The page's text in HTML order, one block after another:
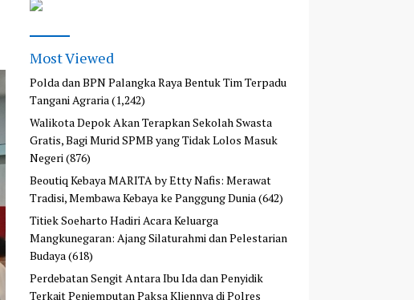
Most Viewed
Polda dan BPN Palangka Raya Bentuk Tim Terpadu
Tangani Agraria (1,242)
Walikota Depok Akan Terapkan Sekolah Swasta
Gratis, Bagi Murid SPMB yang Tidak Lolos Masuk
Negeri (876)
Beoutiq Kebaya MARITA by Etty Nafis: Merawat
Tradisi, Membawa Kebaya ke Panggung Dunia (642)
Titiek Soeharto Hadiri Acara Keluarga
Mangkunegaran: Ajang Silaturahmi dan Pelestarian
Budaya (618)
Perdebatan Sengit Antara Ibu Ida dan Penyidik
Terkait Penjemputan Paksa Kliennya di Polres